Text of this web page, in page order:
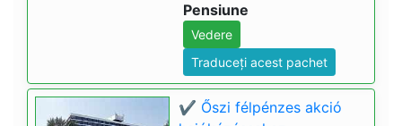
Pensiune
Vedere
Traduceți acest pachet
✔️ Őszi félpénzes akció